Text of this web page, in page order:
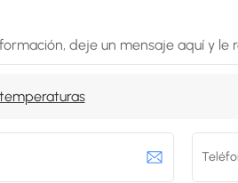
deje un mensaje aquí y le